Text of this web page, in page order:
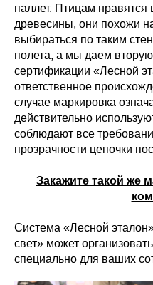
паллет. Птицам
древесины, они похожи
выбираться по таким
полета, а мы даем
сертификации «Лесной
ответственное
случае маркировка
действительно
соблюдают все
прозрачности цепочки
Закажите такой же
Система «Лесной
свет» может
специально для ваших